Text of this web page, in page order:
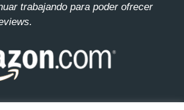
trabajando para poder ofrecer